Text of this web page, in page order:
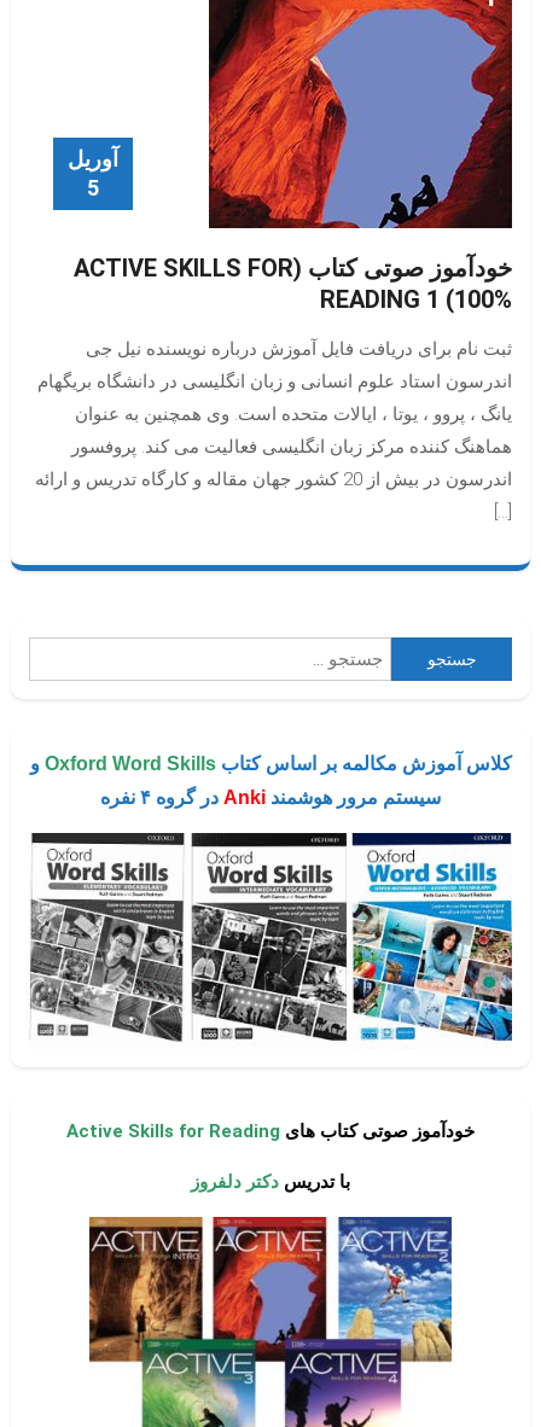
آوریل
5
خودآموز صوتی کتاب (ACTIVE SKILLS FOR
READING 1 (100%
ثبت نام برای دریافت فایل آموزش درباره نویسنده نیل جی
اندرسون استاد علوم انسانی و زبان انگلیسی در دانشگاه بریگهام
یانگ ، پروو ، یوتا ، ایالات متحده است. وی همچنین به عنوان
هماهنگ کننده مرکز زبان انگلیسی فعالیت می کند. پروفسور
اندرسون در بیش از 20 کشور جهان مقاله و کارگاه تدریس و ارائه
[…]
برای:
کلاس آموزش مکالمه بر اساس کتابOxford Word Skills و
سیستم مرور هوشمند Anki در گروه ۴ نفره
خودآموز صوتی کتاب های Active Skills for Reading
با تدریس دکتر دلفروز